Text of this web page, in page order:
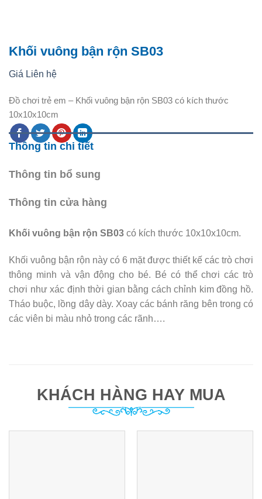
Khối vuông bận rộn SB03
Giá Liên hệ
Đồ chơi trẻ em – Khối vuông bận rộn SB03 có kích thước
10x10x10cm
Thông tin chi tiết
Thông tin bổ sung
Thông tin cửa hàng
Khối vuông bận rộn SB03 có kích thước 10x10x10cm.
Khối vuông bận rộn này có 6 mặt được thiết kế các trò chơi
thông minh và vận động cho bé. Bé có thể chơi các trò
chơi như xác định thời gian bằng cách chỉnh kim đồng hồ.
Tháo buộc, lồng dây dày. Xoay các bánh răng bên trong có
các viên bi màu nhỏ trong các rãnh….
KHÁCH HÀNG HAY MUA